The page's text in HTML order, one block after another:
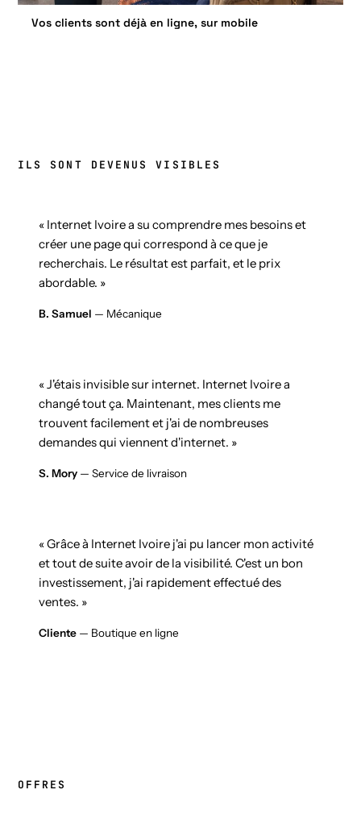
Vos clients sont déjà en ligne, sur mobile
ILS SONT DEVENUS VISIBLES
« Internet Ivoire a su comprendre mes besoins et
créer une page qui correspond à ce que je
recherchais. Le résultat est parfait, et le prix
abordable. »
B. Samuel — Mécanique
« J'étais invisible sur internet. Internet Ivoire a
changé tout ça. Maintenant, mes clients me
trouvent facilement et j'ai de nombreuses
demandes qui viennent d'internet. »
S. Mory — Service de livraison
« Grâce à Internet Ivoire j'ai pu lancer mon activité
et tout de suite avoir de la visibilité. C'est un bon
investissement, j'ai rapidement effectué des
ventes. »
Cliente — Boutique en ligne
OFFRES